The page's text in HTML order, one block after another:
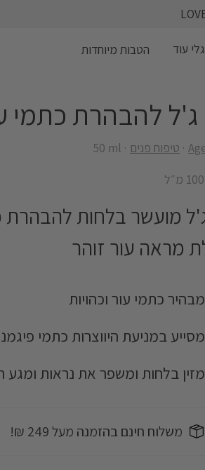
גלי עוד הטבות מיוחדות
להבהרת כתמי
טיפוח פנים
‎50 ml
מועשר בלחות להבהרת
מראה עור זוהר
מבהיר כתמי עור וכהויות
מסייע במניעת היווצרות כתמי
מזין בלחות ומשפר את נראות ומגע
משלוח חינם בהזמנה מעל 249 ₪!
Skin Friendly
משלוח חינם בהזמנה מעל 249 ₪!